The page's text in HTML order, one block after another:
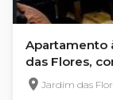
Apartamento
das Flores,
Jardim das